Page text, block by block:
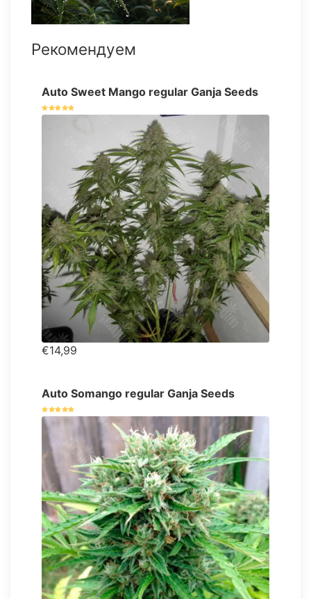
Рекомендуем
Auto Sweet Mango regular Ganja Seeds
€14,99
Auto Somango regular Ganja Seeds